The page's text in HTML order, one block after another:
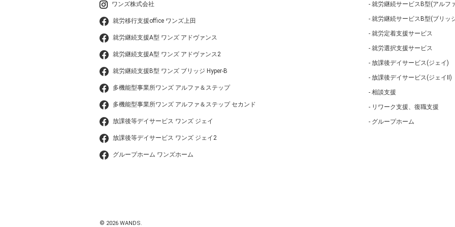
ワンズ株式会社
就労移行支援office ワンズ上田
就労継続支援A型 ワンズ アドヴァンス
就労継続支援A型 ワンズ アドヴァンス2
就労継続支援B型 ワンズ ブリッジ Hyper-B
多機能型事業所ワンズ アルファ＆ステップ
多機能型事業所ワンズ アルファ＆ステップ セカンド
放課後等デイサービス ワンズ ジェイ
放課後等デイサービス ワンズ ジェイ2
グループホーム ワンズホーム
就労継続サービスB型(アルフ
就労継続サービスB型(ブリッ
就労定着支援サービス
就労選択支援サービス
放課後デイサービス(ジェイ)
放課後デイサービス(ジェイⅡ)
相談支援
リワーク支援、復職支援
グループホーム
© 2026 WANDS.